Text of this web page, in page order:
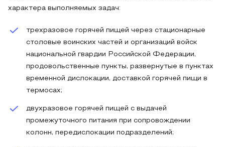
характера выполняемых задач:
трехразовое горячей пищей через стационарные
столовые воинских частей и организаций войск
национальной гвардии Российской Федерации,
продовольственные пункты, развернутые в пунктах
временной дислокации, доставкой горячей пищи в
термосах;
двухразовое горячей пищей с выдачей
промежуточного питания при сопровождении
колонн, передислокации подразделений;